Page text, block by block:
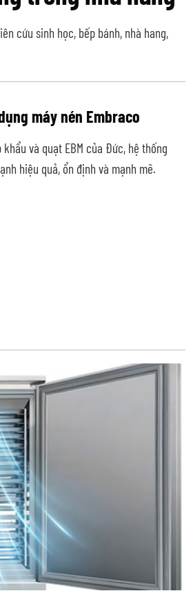
cứu sinh học, bếp bánh, nhà hang,
máy nén Embraco
khẩu và quạt EBM của Đức, hệ thống
hiệu quả, ổn định và mạnh mẽ.